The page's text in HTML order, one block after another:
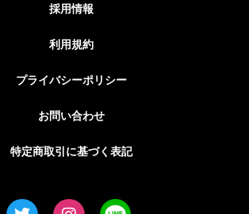
採用情報
利用規約
プライバシーポリシー
お問い合わせ
特定商取引に基づく表記